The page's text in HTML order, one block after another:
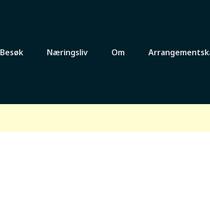
Besøk Næringsliv Om